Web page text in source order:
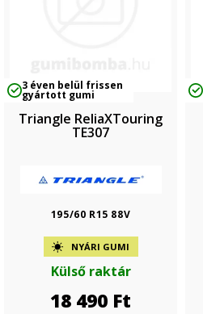
3 éven belül frissen
gyártott gumi
Triangle ReliaXTouring
TE307
195/60 R15 88V
NYÁRI GUMI
Külső raktár
18 490 Ft